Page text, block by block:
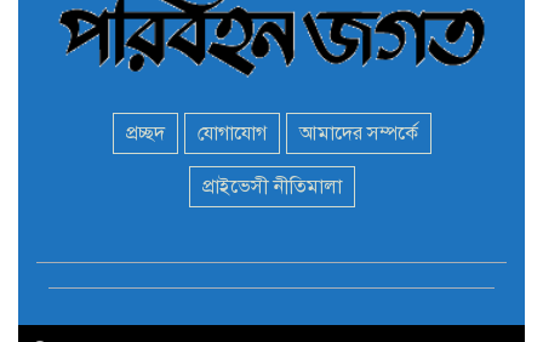
অনির্দিষ্টকালের জন্য বাংলাদেশে
মন্ত্রী এমপিদের দেশত্যাগের
হিড়িক : নিরাপদ আশ্রয়ে
বাস ড্রাইভার নিকোলাস মাদুরো
প্রেসিডেন্ট
প্রচ্ছদ যোগাযোগ আমাদের সম্পর্কে
প্রাইভেসী নীতিমালা